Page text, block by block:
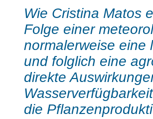
Wie Cristina Matos
Folge einer
normalerweise eine
und folglich eine
direkte
die